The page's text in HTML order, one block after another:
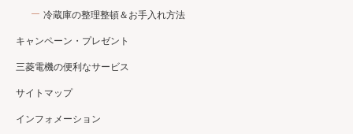
冷蔵庫の整理整頓＆お手入れ方法
キャンペーン・プレゼント
三菱電機の便利なサービス
サイトマップ
インフォメーション